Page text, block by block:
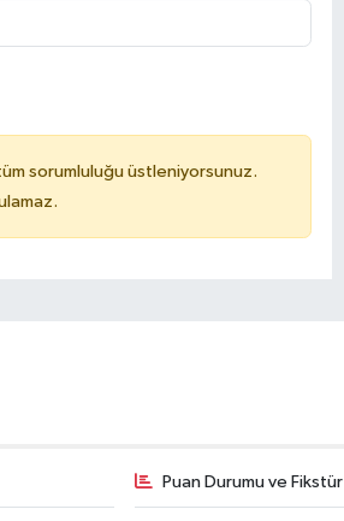
sorumluluğu üstleniyorsunuz.
Puan Durumu ve Fikstür